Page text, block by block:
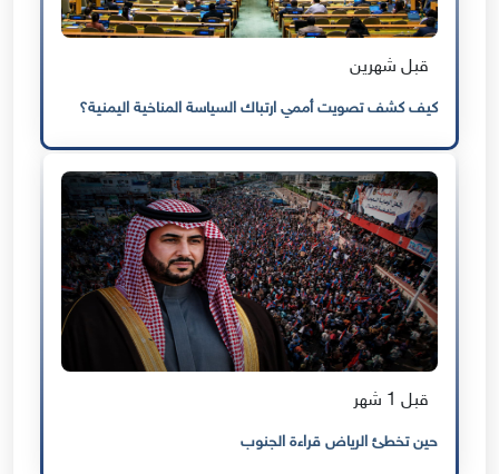
قبل شهرين
كيف كشف تصويت أممي ارتباك السياسة المناخية اليمنية؟
قبل 1 شهر
حين تخطئ الرياض قراءة الجنوب